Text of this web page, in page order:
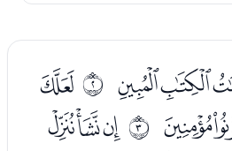
ﰁﭘ
ﰂﭟﭠﭡ